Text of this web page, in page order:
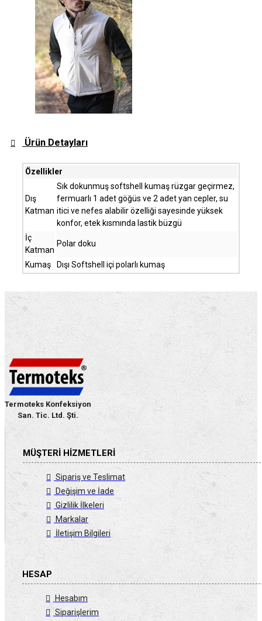
Ürün Detayları
Özellikler
Dış
Katman
Sık dokunmuş softshell kumaş rüzgar geçirmez,
fermuarlı 1 adet göğüs ve 2 adet yan cepler, su
itici ve nefes alabilir özelliği sayesinde yüksek
konfor, etek kısmında lastik büzgü
İç
Katman
Polar doku
Kumaş Dışı Softshell içi polarlı kumaş
Termoteks Konfeksiyon
San. Tic. Ltd. Şti.
MÜŞTERI HIZMETLERI
Sipariş ve Teslimat
Değişim ve İade
Gizlilik İlkeleri
Markalar
İletişim Bilgileri
HESAP
Hesabım
Siparişlerim